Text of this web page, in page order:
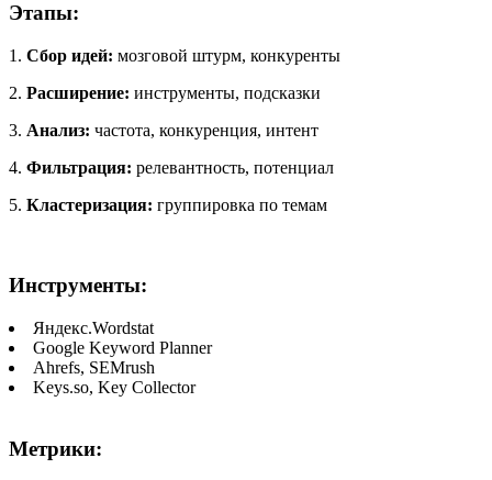
Этапы:
1. Сбор идей: мозговой штурм, конкуренты
2. Расширение: инструменты, подсказки
3. Анализ: частота, конкуренция, интент
4. Фильтрация: релевантность, потенциал
5. Кластеризация: группировка по темам
Инструменты:
Яндекс.Wordstat
Google Keyword Planner
Ahrefs, SEMrush
Keys.so, Key Collector
Метрики: